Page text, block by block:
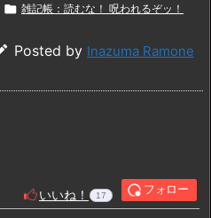
 雑記帳：読むな！ 呪われるぞッ！
Posted by Inazuma Ramone